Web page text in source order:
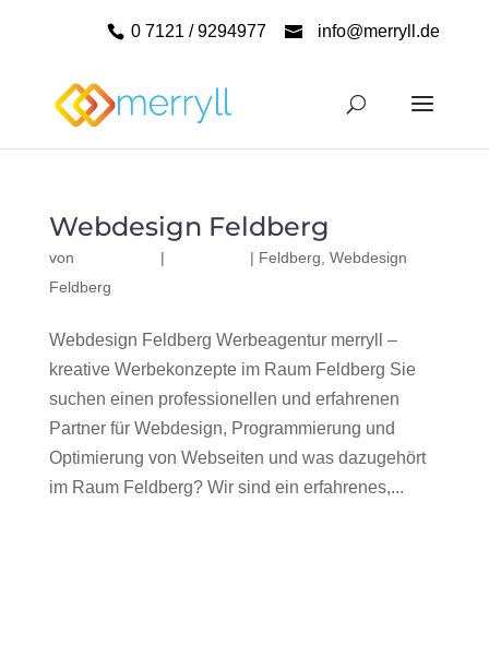
0 7121 / 9294977 info@merryll.de
Webdesign Feldberg
von | | Feldberg Webdesign
Feldberg
Webdesign Feldberg Werbeagentur merryll –
kreative Werbekonzepte im Raum Feldberg Sie
suchen einen professionellen und erfahrenen
Partner für Webdesign, Programmierung und
Optimierung von Webseiten und was dazugehört
im Raum Feldberg? Wir sind ein erfahrenes,...